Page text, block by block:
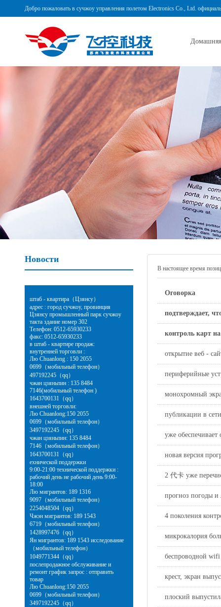
Добро пожаловать в сучжоу управления полетом Electronics Co., Ltd.
Новости
штаб - квартира（Цзянсу）
адрес : город сучжоу, провинция
Цзянсу промышленный парк сучжоу
такта здание номер 302
Телефон: 0512-65930233
факс: 0512-65930233
в штаб - квартире продаж:
внутренней торговли :
Лю Chuanlong : 150 2055
0699（мобильный телефон）
497192245（qq）
чжан цзяньпин : 135 8484
7146(мобильный телефон )
1643700131（qq）
внешней торговли:
Лю Chuanlong:150 2055
0699（мобильный телефон）
3497192245（qq）
чжан цзяньпин: 135 8484
7146（мобильный телефон）
1643700131（qq）
ехнической поддержки
9:00-21:00 технической поддержки :
рабочий день не рабочий день 9:00-
18:00
Лю мигрантов: 189 1316
9097（мобильный телефон）
2254048504（qq）
Чжэн мигрантов: 189 1543
6719（мобильный телефон）
1428997476（qq）
Ян мигрантов: 189 1543 исследование
（мобильный телефон）
1049771344（qq）
послепродажное обслуживание и
ремонт график запрос : отправить
товар
Лю Chuanlong:150 2055
0699（мобильный телефон）
3497192245（qq）
В настоящее время
Оговорка
подтверждает,
контроль карт
открытие веб -
периферийные
монохромный
публикации в
уже
новая версия
2 代卡 уже
прогноз погоды
4 поколения
микрокалория
беспроводной
крест, экран
плоский